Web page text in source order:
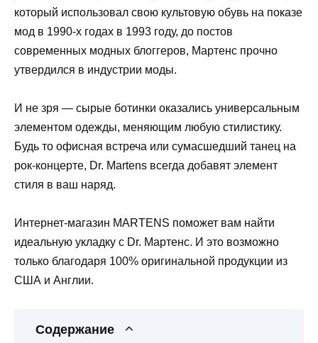
который использовал свою культовую обувь на показе
мод в 1990-х годах в 1993 году, до постов
современных модных блоггеров, Мартенс прочно
утвердился в индустрии моды.
И не зря — сырые ботинки оказались универсальным
элементом одежды, меняющим любую стилистику.
Будь то офисная встреча или сумасшедший танец на
рок-концерте, Dr. Martens всегда добавят элемент
стиля в ваш наряд.
Интернет-магазин MARTENS поможет вам найти
идеальную укладку с Dr. Мартенс. И это возможно
только благодаря 100% оригинальной продукции из
США и Англии.
Содержание